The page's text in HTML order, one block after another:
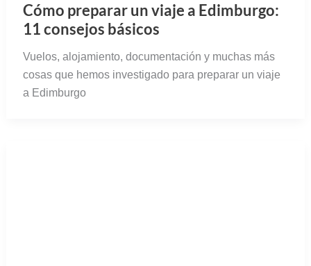
Cómo preparar un viaje a Edimburgo:
11 consejos básicos
Vuelos, alojamiento, documentación y muchas más
cosas que hemos investigado para preparar un viaje
a Edimburgo